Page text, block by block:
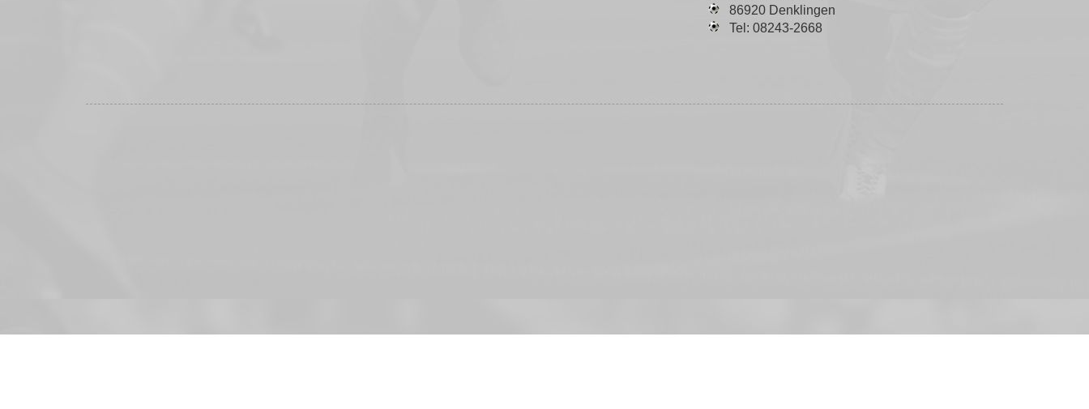
86920 Denklingen
Tel: 08243-2668